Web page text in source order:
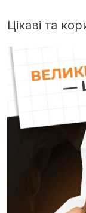
Цікаві та